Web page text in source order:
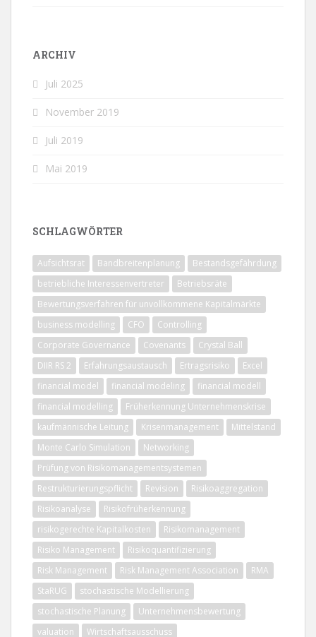
ARCHIV
Juli 2025
November 2019
Juli 2019
Mai 2019
SCHLAGWÖRTER
Aufsichtsrat Bandbreitenplanung
Bestandsgefährdung
betriebliche Interessenvertreter
Betriebsräte
Bewertungsverfahren für unvollkommene Kapitalmärkte
business modelling
CFO
Controlling
Corporate Governance
Covenants
Crystal Ball
DIIR RS 2
Erfahrungsaustausch Ertragsrisiko
Excel
financial model
financial modeling
financial modell
financial modelling
Früherkennung Unternehmenskrise
kaufmännische Leitung
Krisenmanagement
Mittelstand
Monte Carlo Simulation
Networking
Prüfung von Risikomanagementsystemen
Restrukturierungspflicht
Revision
Risikoaggregation
Risikoanalyse
Risikofrüherkennung
risikogerechte Kapitalkosten
Risikomanagement
Risiko Management
Risikoquantifizierung
Risk Management
Risk Management Association
RMA
StaRUG
stochastische Modellierung
stochastische Planung
Unternehmensbewertung
valuation
Wirtschaftsausschuss